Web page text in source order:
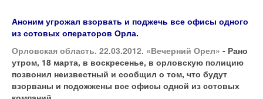
Аноним угрожал взорвать и поджечь все офисы одного
из сотовых операторов Орла.
Орловская область. 22.03.2012. «Вечерний Орел» - Рано
утром, 18 марта, в воскресенье, в орловскую полицию
позвонил неизвестный и сообщил о том, что будут
взорваны и подожжены все офисы одной из сотовых